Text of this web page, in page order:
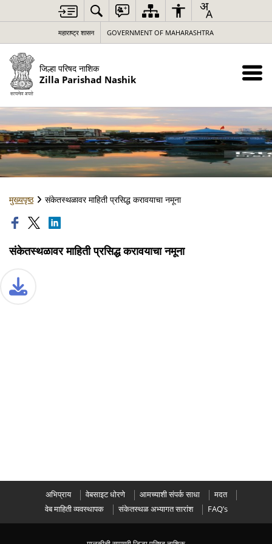
महाराष्ट्र शासन GOVERNMENT OF MAHARASHTRA
जिल्हा परिषद नाशिक
Zilla Parishad Nashik
मुख्यपृष्ठ संकेतस्थळावर माहिती प्रसिद्ध करावयाचा नमूना
संकेतस्थळावर माहिती प्रसिद्ध करावयाचा नमूना
अभिप्राय वेबसाइट धोरणे आमच्याशी संपर्क साधा
मदत
वेब माहिती व्यवस्थापक
संकेतस्थळ अभ्यागत सारांश FAQ’s